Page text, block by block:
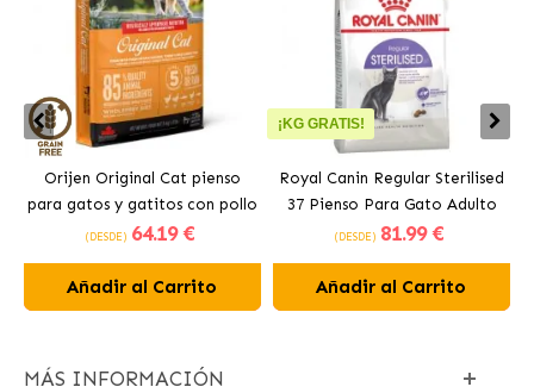
Orijen Original Cat pienso
para gatos y gatitos con pollo
(DESDE) 64.19 €
Añadir al Carrito
¡KG GRATIS!
Royal Canin Regular Sterilised
37 Pienso Para Gato Adulto
Esterilizado
(DESDE) 81.99 €
Añadir al Carrito
MÁS INFORMACIÓN